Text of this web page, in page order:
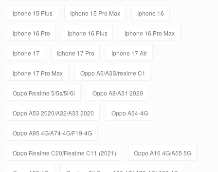
Iphone 15 Plus Iphone 15 Pro Max Iphone 16
Iphone 16 Pro Iphone 16 Plus Iphone 16 Pro Max
Iphone 17 Iphone 17 Pro Iphone 17 Air
Iphone 17 Pro Max Oppo A5/A3S/realme C1
Oppo Realme 5/5s/5i/6i Oppo A8/A31 2020
Oppo A53 2020/A32/A33 2020 Oppo A54-4G
Oppo A95 4G/A74-4G/F19-4G
Oppo Realme C20/Realme C11 (2021) Oppo A16 4G/A55 5G